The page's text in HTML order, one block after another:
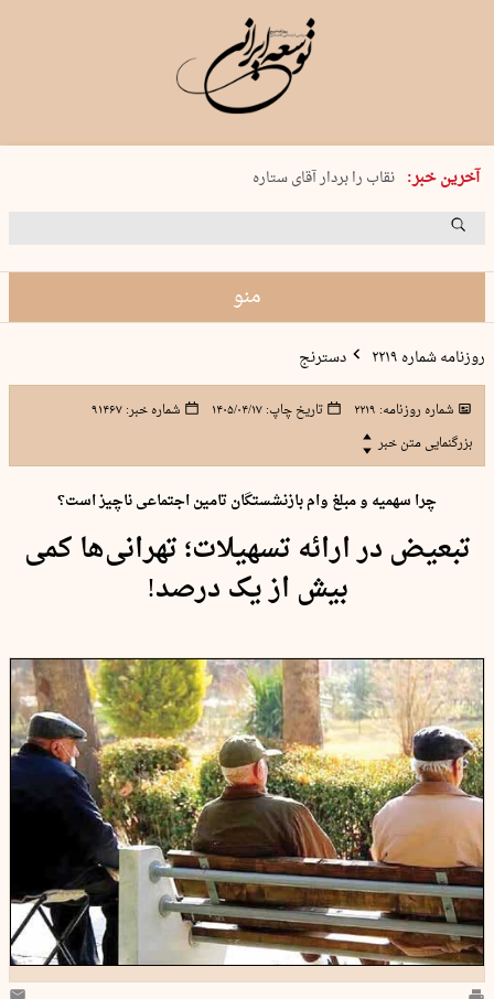
آخرین خبر:
پنجشنبه 15 مرداد 1405 شماره 2243
نقاب را بردار آقای ستاره
کدام فوتبال؟
منو
روزنامه شماره ۲۲۱۹ دسترنج
شماره روزنامه: ۲۲۱۹ تاریخ چاپ:۱۴۰۵/۰۴/۱۷ شماره خبر:۹۱۴۶۷
بزرگنمایی متن خبر
چرا سهمیه و مبلغ وام بازنشستگان تامین اجتماعی ناچیز است؟
تبعیض در ارائه تسهیلات؛ تهرانی‌ها کمی
بیش از یک درصد!